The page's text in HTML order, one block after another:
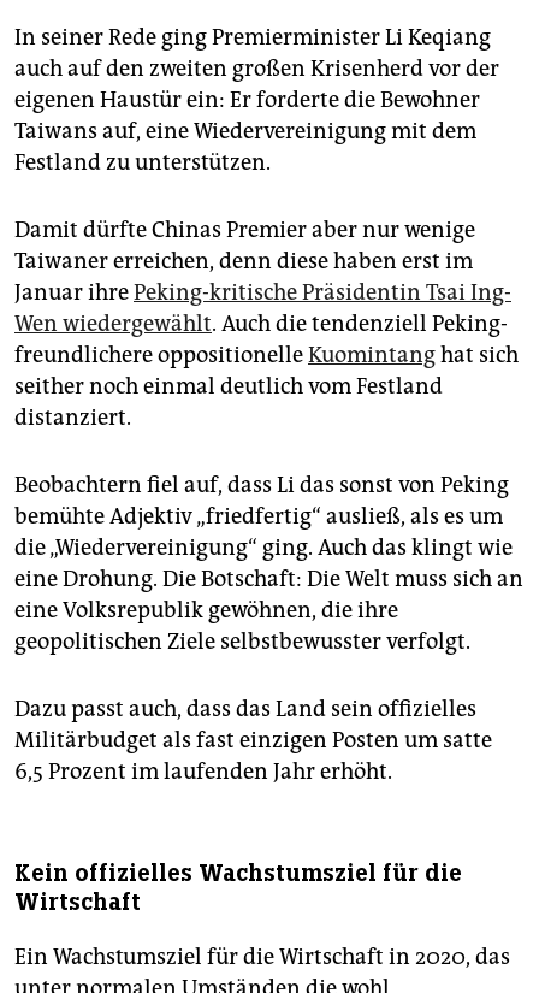
In seiner Rede ging Premierminister Li Keqiang
auch auf den zweiten großen Krisenherd vor der
eigenen Haustür ein: Er forderte die Bewohner
Taiwans auf, eine Wiedervereinigung mit dem
Festland zu unterstützen.
Damit dürfte Chinas Premier aber nur wenige
Taiwaner erreichen, denn diese haben erst im
Januar ihrePeking-kritische Präsidentin Tsai Ing-
Wen wiedergewählt. Auch die tendenziell Peking-
freundlichere oppositionelleKuomintanghat sich
seither noch einmal deutlich vom Festland
distanziert.
Beobachtern fiel auf, dass Li das sonst von Peking
bemühte Adjektiv „friedfertig“ ausließ, als es um
die „Wiedervereinigung“ ging. Auch das klingt wie
eine Drohung. Die Botschaft: Die Welt muss sich an
eine Volksrepublik gewöhnen, die ihre
geopolitischen Ziele selbstbewusster verfolgt.
Dazu passt auch, dass das Land sein offizielles
Militärbudget als fast einzigen Posten um satte
6,5 Prozent im laufenden Jahr erhöht.
Kein offizielles Wachstumsziel für die
Wirtschaft
Ein Wachstumsziel für die Wirtschaft in 2020, das